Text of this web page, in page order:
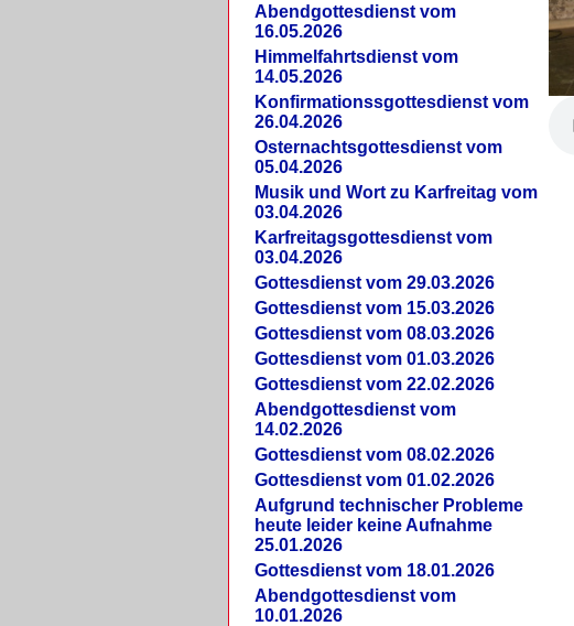
Abendgottesdienst vom
16.05.2026
Himmelfahrtsdienst vom
14.05.2026
Konfirmationssgottesdienst vom
26.04.2026
Osternachtsgottesdienst vom
05.04.2026
Musik und Wort zu Karfreitag vom
03.04.2026
Karfreitagsgottesdienst vom
03.04.2026
Gottesdienst vom 29.03.2026
Gottesdienst vom 15.03.2026
Gottesdienst vom 08.03.2026
Gottesdienst vom 01.03.2026
Gottesdienst vom 22.02.2026
Abendgottesdienst vom
14.02.2026
Gottesdienst vom 08.02.2026
Gottesdienst vom 01.02.2026
Aufgrund technischer Probleme
heute leider keine Aufnahme
25.01.2026
Gottesdienst vom 18.01.2026
Abendgottesdienst vom
10.01.2026